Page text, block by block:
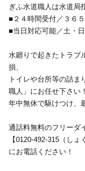
ぎふ水道職人は水道局
■２４時間受付／３６５
■当日対応可能／土・
水廻りで起きたトラブ
損、
トイレや台所等の詰ま
職人」にお任せ下さい！
年中無休で駆けつけ、
通話料無料のフリーダ
【0120-492-315（し
にお電話ください！